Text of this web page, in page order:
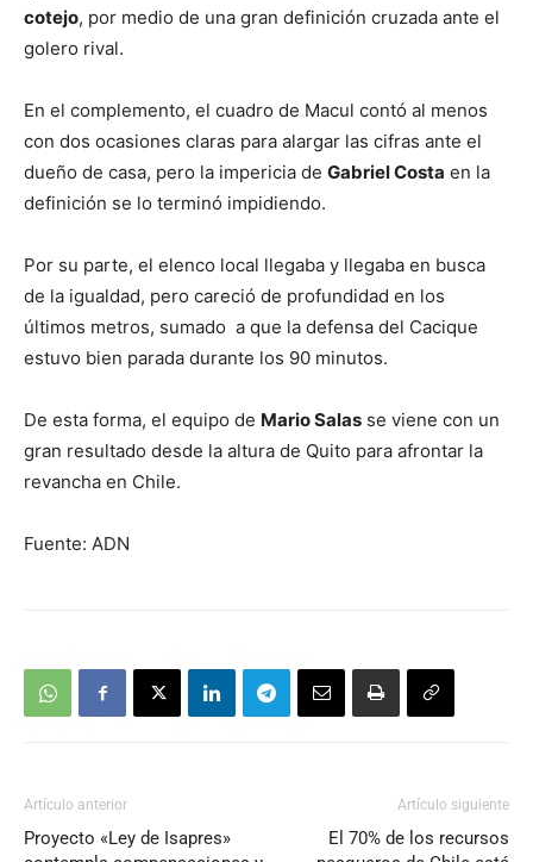
cotejo, por medio de una gran definición cruzada ante el
golero rival.
En el complemento, el cuadro de Macul contó al menos
con dos ocasiones claras para alargar las cifras ante el
dueño de casa, pero la impericia de Gabriel Costa en la
definición se lo terminó impidiendo.
Por su parte, el elenco local llegaba y llegaba en busca
de la igualdad, pero careció de profundidad en los
últimos metros, sumado a que la defensa del Cacique
estuvo bien parada durante los 90 minutos.
De esta forma, el equipo de Mario Salas se viene con un
gran resultado desde la altura de Quito para afrontar la
revancha en Chile.
Fuente: ADN
Artículo anterior
Proyecto «Ley de Isapres»
Artículo siguiente
El 70% de los recursos